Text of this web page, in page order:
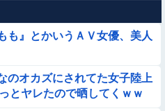
たち どの娘を選ぶの？
』がコレらしい
ゃった女の子の反応ｗｗｗｗｗ
も』とかいうＡＶ女優、美人
のオカズにされてた女子陸上
とヤレたので晒してくｗｗ